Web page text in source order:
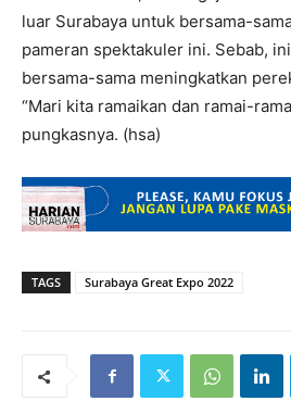
luar Surabaya untuk bersama-
pameran spektakuler ini. Sebab,
bersama-sama meningkatkan
“Mari kita ramaikan dan ramai-
pungkasnya. (hsa)
TAGS Surabaya Great Expo 2022